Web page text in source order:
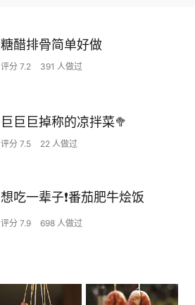
糖醋排骨简单好做
评分 7.2 391 人做过
巨巨巨掉称的凉拌菜🥦
评分 7.5 22 人做过
想吃一辈子❗️番茄肥牛烩饭
评分 7.9 698 人做过